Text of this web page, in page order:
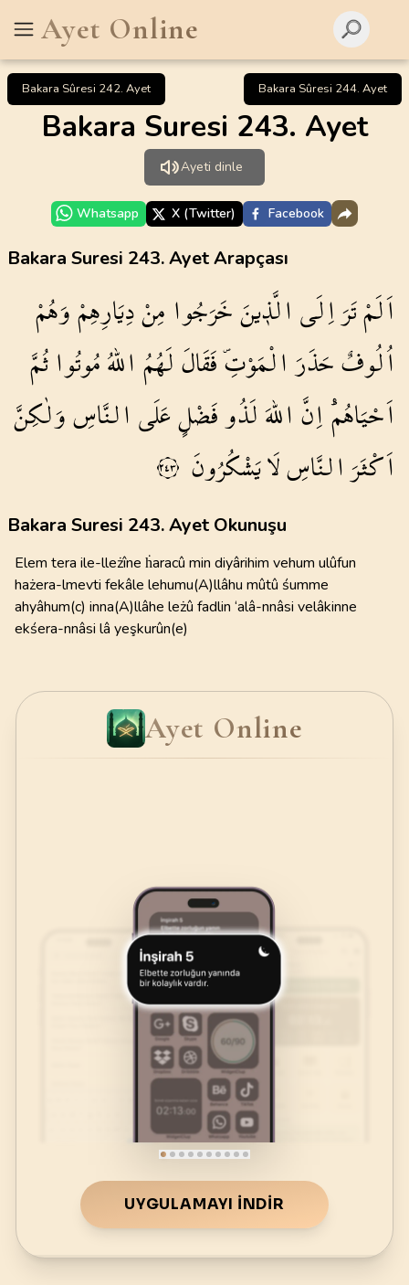
Ayet Online
Bakara Sûresi 242. Ayet Bakara Sûresi 244. Ayet
Bakara Suresi 243. Ayet
Ayeti dinle
Whatsapp X (Twitter) Facebook
Bakara Suresi 243. Ayet Arapçası
اَلَمْتَرَاِلَىالَّذ۪ينَخَرَجُوا مِنْدِيَارِهِمْوَهُمْ
اُلُوفٌحَذَرَالْمَوْتِۖفَقَالَلَهُمُاللّٰهُمُوتُواثُمَّ
اَحْيَاهُمْۜاِنَّاللّٰهَلَذُوفَضْلٍعَلَىالنَّاسِوَلٰكِنَّ
اَكْثَرَالنَّاسِلَايَشْكُرُونَ ٢٤٣
Bakara Suresi 243. Ayet Okunuşu
Elem tera ile-lleżîne ḣaracû min diyârihim vehum ulûfun
hażera-lmevti fekâle lehumu(A)llâhu mûtû śumme
ahyâhum(c) inna(A)llâhe leżû fadlin ‘alâ-nnâsi velâkinne
ekśera-nnâsi lâ yeşkurûn(e)
Ayet Online
UYGULAMAYI İNDIR